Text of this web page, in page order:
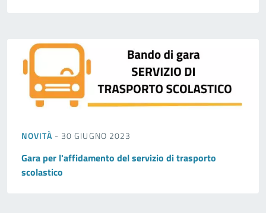
NOVITÀ - 30 GIUGNO 2023
Gara per l'affidamento del servizio di trasporto
scolastico